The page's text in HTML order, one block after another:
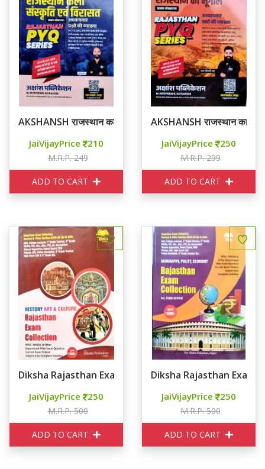
AKSHANSH राजस्थान कला संस्कृति एवं विरासत PYQ SERIES
JaiVijayPrice 210
M.R.P. 249
ADD TO CART
AKSHANSH राजस्थान का
JaiVijayPrice 250
M.R.P. 299
ADD TO CART
Diksha Rajasthan Exam Collection HISTORY ART
JaiVijayPrice 250
M.R.P. 500
ADD TO CART
Diksha Rajasthan Exam
JaiVijayPrice 250
M.R.P. 500
ADD TO CART